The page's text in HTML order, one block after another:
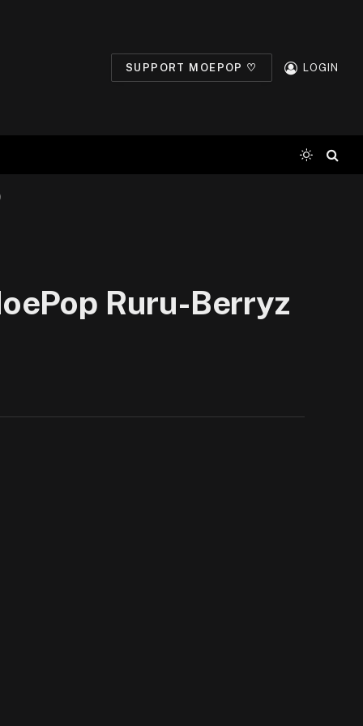
SUPPORT MOEPOP ♡ LOGIN
Ruru-Berryz